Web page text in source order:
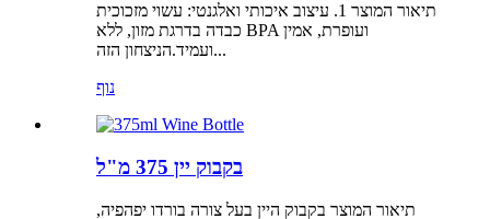
תיאור המוצר 1. עיצוב איכותי ואלגנטי: עשוי מזכוכית
כבדה בדרגת מזון, ללא BPA ועופרת, אמין
ועמיד.הניצחון הזה...
נוף
בקבוק יין 375 מ"ל
תיאור המוצר בקבוק היין בעל צורה בורדו יפהפיה,